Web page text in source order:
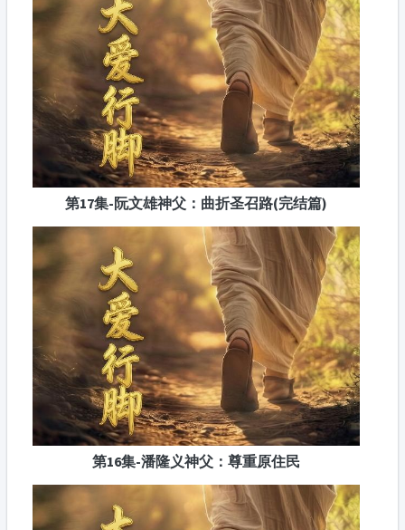
第17集-阮文雄神父：曲折圣召路(完结篇)
第16集-潘隆义神父：尊重原住民